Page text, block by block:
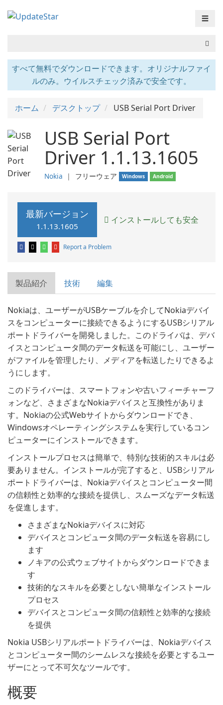
☰
すべて無料でダウンロードできます。オリジナルファイ
ルのみ。ウイルスチェック済みで安全です。
ホーム デスクトップ USB Serial Port Driver
USB Serial Port
Driver 1.1.13.1605
Nokia ❘ フリーウェア Windows Android
最新バージョン
1.1.13.1605
インストールしても安全
Report a Problem
製品紹介 技術 編集
Nokiaは、ユーザーがUSBケーブルを介してNokiaデバイ
スをコンピューターに接続できるようにするUSBシリアル
ポートドライバーを開発しました。このドライバは、デバ
イスとコンピュータ間のデータ転送を可能にし、ユーザー
がファイルを管理したり、メディアを転送したりできるよ
うにします。
このドライバーは、スマートフォンや古いフィーチャーフ
ォンなど、さまざまなNokiaデバイスと互換性がありま
す。Nokiaの公式Webサイトからダウンロードでき、
Windowsオペレーティングシステムを実行しているコン
ピューターにインストールできます。
インストールプロセスは簡単で、特別な技術的スキルは必
要ありません。インストールが完了すると、USBシリアル
ポートドライバーは、Nokiaデバイスとコンピューター間
の信頼性と効率的な接続を提供し、スムーズなデータ転送
を促進します。
さまざまなNokiaデバイスに対応
デバイスとコンピュータ間のデータ転送を容易にし
ます
ノキアの公式ウェブサイトからダウンロードできま
す
技術的なスキルを必要としない簡単なインストール
プロセス
デバイスとコンピュータ間の信頼性と効率的な接続
を提供
Nokia USBシリアルポートドライバーは、Nokiaデバイス
とコンピューター間のシームレスな接続を必要とするユー
ザーにとって不可欠なツールです。
概要